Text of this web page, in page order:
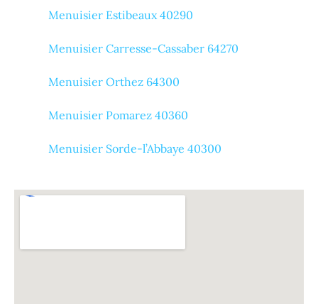
Menuisier Estibeaux 40290
Menuisier Carresse-Cassaber 64270
Menuisier Orthez 64300
Menuisier Pomarez 40360
Menuisier Sorde-l’Abbaye 40300